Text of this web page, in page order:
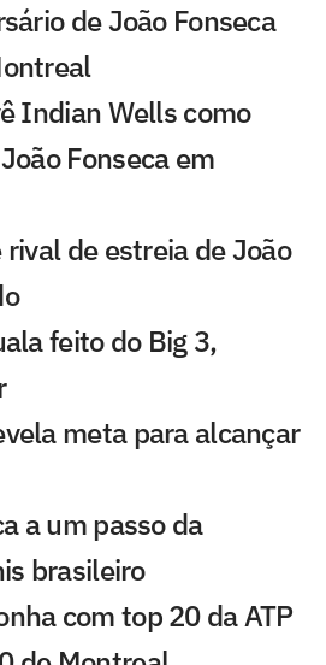
de João Fonseca
Indian Wells como
Fonseca em
de estreia de João
feito do Big 3,
meta para alcançar
a um passo da
brasileiro
com top 20 da ATP